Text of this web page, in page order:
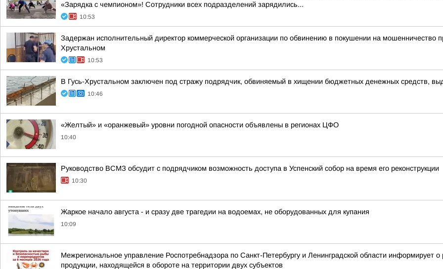
«Зарядка с чемпионом»! Сотрудники всех подразделений зарядились...
10:53
Задержан исполнительный директор коммерческой организации по обвинению в покушении на мошенничество
Хрустальном
10:53
В Гусь-Хрустальном заключен под стражу подрядчик, обвиняемый в хищении бюджетных денежных средств,
10:46
«Желтый» и «оранжевый» уровни погодной опасности объявлены в регионах ЦФО
10:40
Руководство ВСМЗ обсудит с подрядчиком возможность доступа в Успенский собор на время его реконструкции
10:30
Жаркое начало августа - и сразу две трагедии на водоемах, не оборудованных для купания
10:09
Межрегиональное управление Роспотребнадзора по Санкт-Петербургу и Ленинградской области информирует
продукции, находящейся в обороте на территории двух субъектов